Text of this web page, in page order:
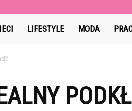
LIFESTYLE MODA